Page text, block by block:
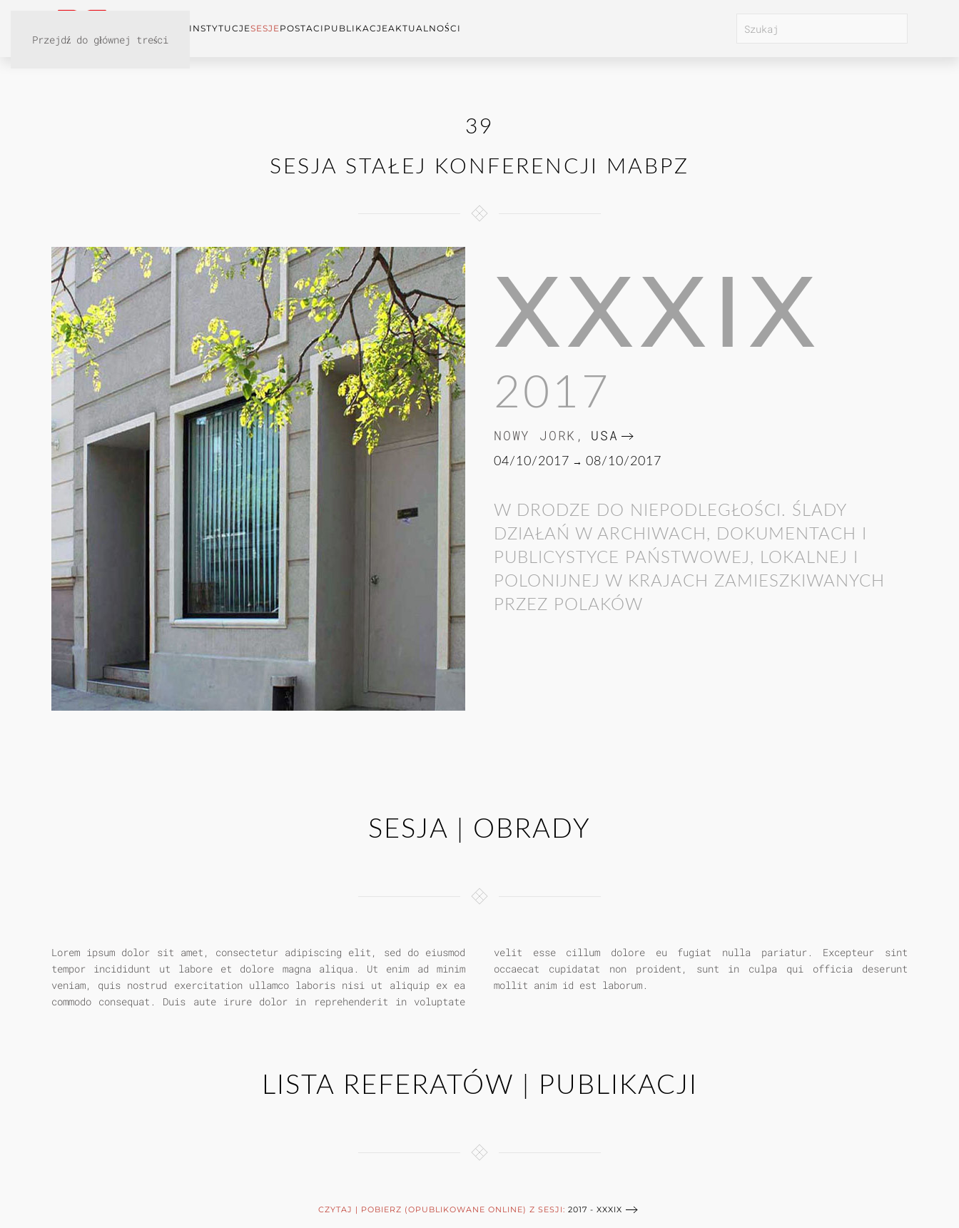
Przejdź do głównej treści
INSTYTUCJESESJEPOSTACI PUBLIKACJEAKTUALNOŚCI
39
SESJA STAŁEJ KONFERENCJI MABPZ
XXXIX
2017
NOWY JORK , USA
04/10/2017 → 08/10/2017
W DRODZE DO NIEPODLEGŁOŚCI. ŚLADY
DZIAŁAŃ W ARCHIWACH, DOKUMENTACH I
PUBLICYSTYCE PAŃSTWOWEJ, LOKALNEJ I
POLONIJNEJ W KRAJACH ZAMIESZKIWANYCH
PRZEZ POLAKÓW
SESJA | OBRADY
Lorem ipsum dolor sit amet, consectetur adipiscing elit, sed do eiusmod
tempor incididunt ut labore et dolore magna aliqua. Ut enim ad minim
veniam, quis nostrud exercitation ullamco laboris nisi ut aliquip ex ea
commodo consequat. Duis aute irure dolor in reprehenderit in voluptate
velit esse cillum dolore eu fugiat nulla pariatur. Excepteur sint
occaecat cupidatat non proident, sunt in culpa qui officia deserunt
mollit anim id est laborum.
LISTA REFERATÓW | PUBLIKACJI
CZYTAJ | POBIERZ (OPUBLIKOWANE ONLINE) Z SESJI: 2017 - XXXIX